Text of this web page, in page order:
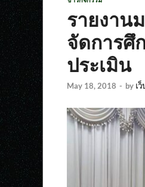
รายงาน
จัดการศึ
ประเมิน
May 18, 2018 - by เ